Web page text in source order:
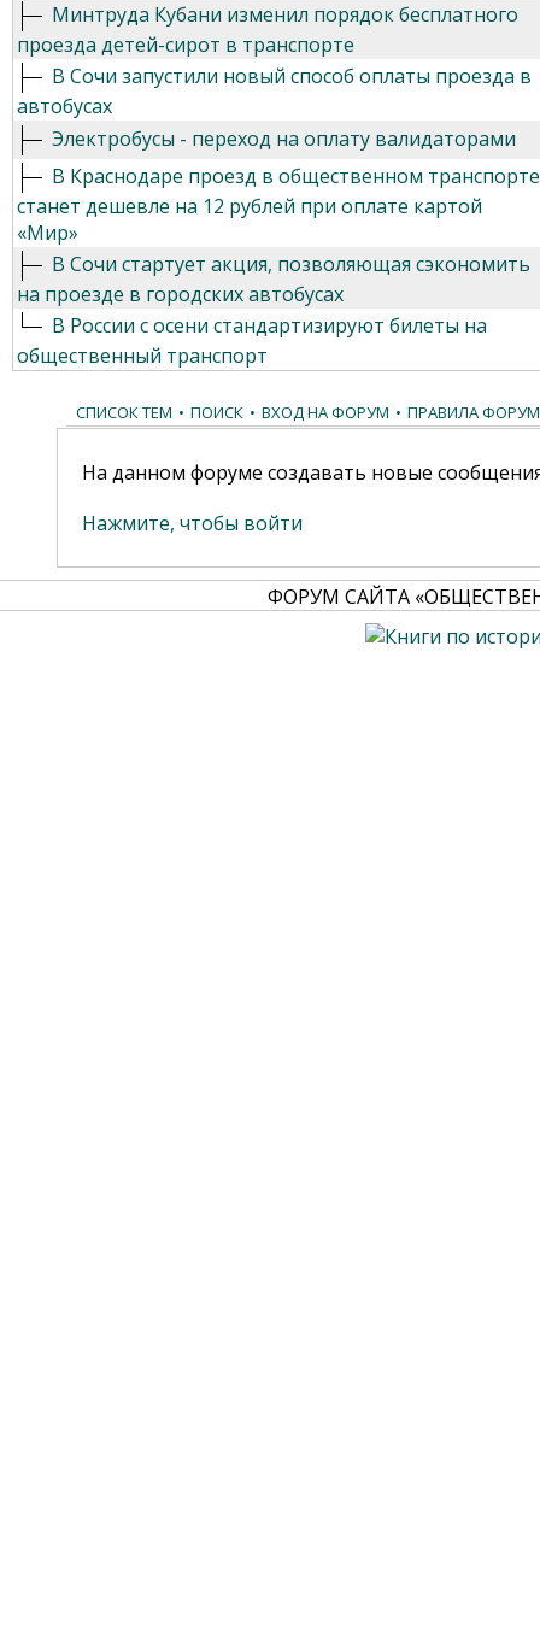
Минтруда Кубани изменил порядок бесплатного
проезда детей-сирот в транспорте
В Сочи запустили новый способ оплаты проезда в
автобусах
Электробусы - переход на оплату валидаторами
В Краснодаре проезд в общественном транспорте
станет дешевле на 12 рублей при оплате картой
«Мир»
В Сочи стартует акция, позволяющая сэкономить
на проезде в городских автобусах
В России с осени стандартизируют билеты на
общественный транспорт
СПИСОК ТЕМ • ПОИСК • ВХОД НА ФОРУМ • ПРАВИЛА
На данном форуме создавать новые
Нажмите, чтобы войти
ФОРУМ САЙТА